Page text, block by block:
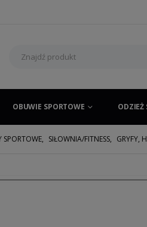
OBUWIE SPORTOWE ODZIEŻ
SPORTOWE, SIŁOWNIA/FITNESS, GRYFY,